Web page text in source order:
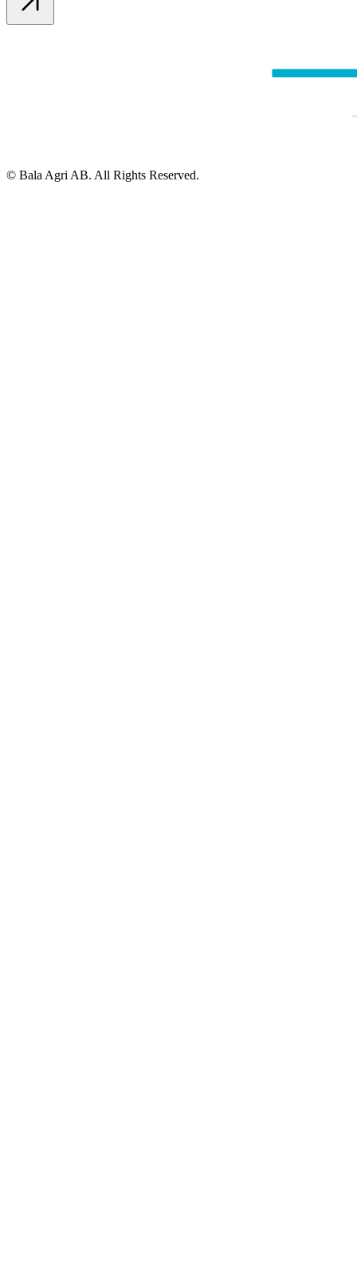
© Bala Agri AB. All Rights Reserved.